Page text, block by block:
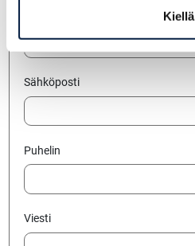
Kiellä
Sähköposti
Puhelin
Viesti